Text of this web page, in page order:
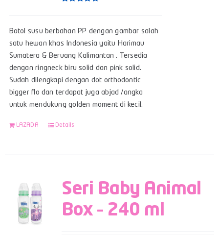
Botol susu berbahan PP dengan gambar salah
satu hewan khas Indonesia yaitu Harimau
Sumatera & Beruang Kalimantan . Tersedia
dengan ringneck biru solid dan pink solid.
Sudah dilengkapi dengan dot orthodontic
bigger flo dan terdapat juga abjad /angka
untuk mendukung golden moment di kecil.
LAZADA Details
Seri Baby Animal
Box – 240 ml